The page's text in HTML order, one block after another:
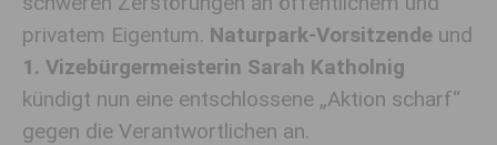
privatem Eigentum. Naturpark-Vorsitzende und
1. Vizebürgermeisterin Sarah Katholnig
kündigt nun eine entschlossene „Aktion scharf“
gegen die Verantwortlichen an.